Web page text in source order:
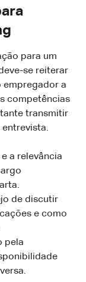
para um
se reiterar
empregador a
competências
transmitir
a relevância
de discutir
e como
pela